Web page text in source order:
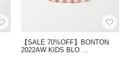
【SALE 70%OFF】BONTON
2022AW KIDS BLO …